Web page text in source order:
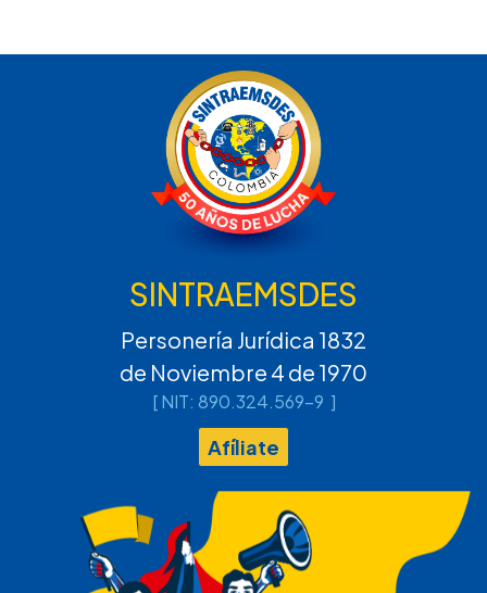
SINTRAEMSDES
Personería Jurídica 1832
de Noviembre 4 de 1970
[ NIT: 890.324.569-9 ]
Afíliate